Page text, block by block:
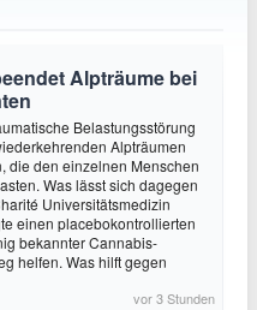
Alpträume bei
Belastungsstörung
Alpträumen
die den einzelnen Menschen
Was lässt sich dagegen
Universitätsmedizin
einen placebokontrollierten
bekannter Cannabis-
helfen. Was hilft gegen
vor 3 Stunden